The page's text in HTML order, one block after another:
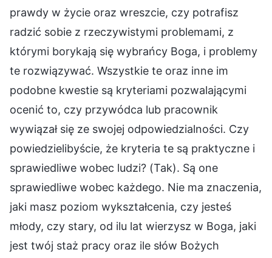
prawdy w życie oraz wreszcie, czy potrafisz
radzić sobie z rzeczywistymi problemami, z
którymi borykają się wybrańcy Boga, i problemy
te rozwiązywać. Wszystkie te oraz inne im
podobne kwestie są kryteriami pozwalającymi
ocenić to, czy przywódca lub pracownik
wywiązał się ze swojej odpowiedzialności. Czy
powiedzielibyście, że kryteria te są praktyczne i
sprawiedliwe wobec ludzi? (Tak). Są one
sprawiedliwe wobec każdego. Nie ma znaczenia,
jaki masz poziom wykształcenia, czy jesteś
młody, czy stary, od ilu lat wierzysz w Boga, jaki
jest twój staż pracy oraz ile słów Bożych